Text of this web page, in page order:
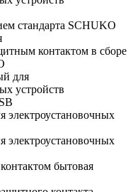
стандарта SCHUKO
контактом в сборе
для
устройств
электроустановочных
электроустановочных
бытовая